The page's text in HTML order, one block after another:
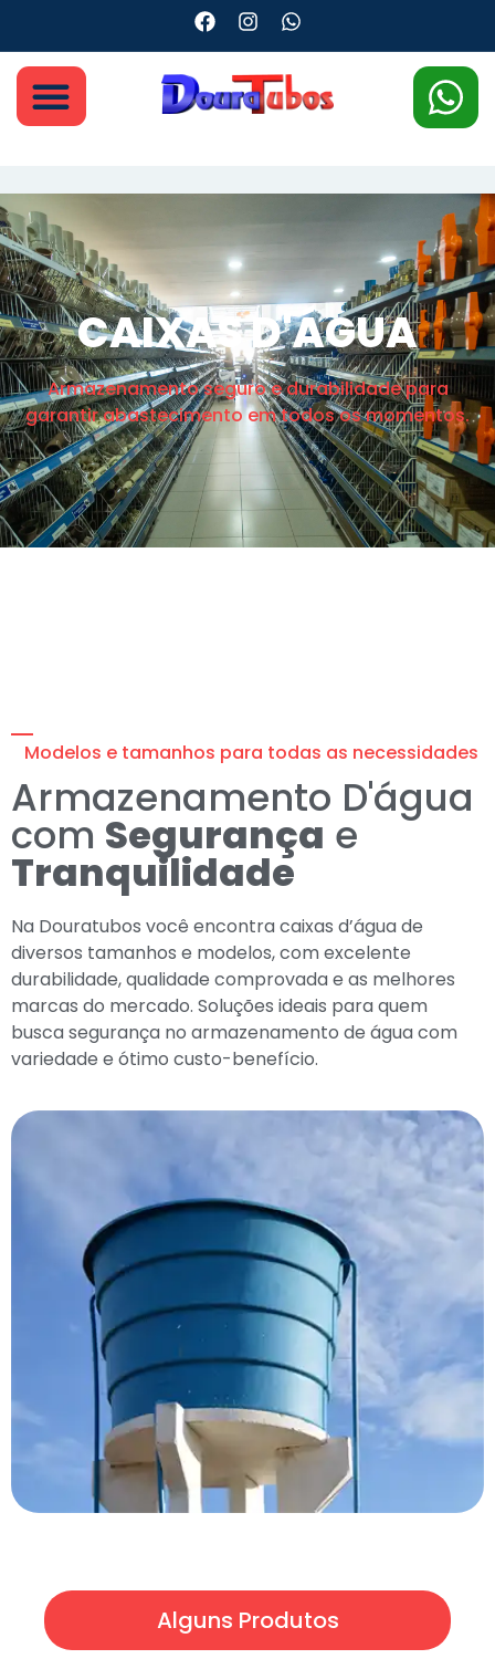
CAIXAS D'ÁGUA
Armazenamento seguro e durabilidade para
garantir abastecimento em todos os momentos.
Modelos e tamanhos para todas as necessidades
Armazenamento D'água
com Segurança e
Tranquilidade
Na Douratubos você encontra caixas d’água de
diversos tamanhos e modelos, com excelente
durabilidade, qualidade comprovada e as melhores
marcas do mercado. Soluções ideais para quem
busca segurança no armazenamento de água com
variedade e ótimo custo-benefício.
Alguns Produtos